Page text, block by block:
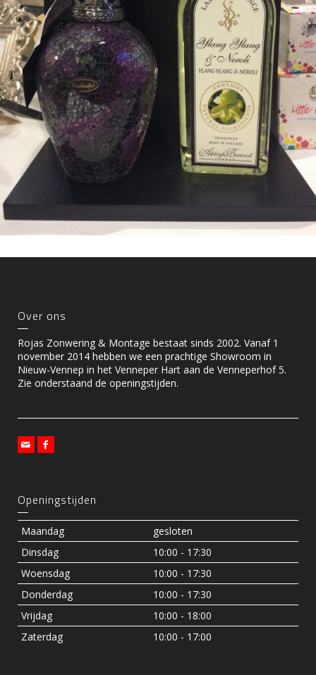
Over ons
Rojas Zonwering & Montage bestaat sinds 2002. Vanaf 1
november 2014 hebben we een prachtige Showroom in
Nieuw-Vennep in het Venneper Hart aan de Venneperhof 5.
Zie onderstaand de openingstijden.
Openingstijden
Maandag
gesloten
Dinsdag
10:00 - 17:30
Woensdag
10:00 - 17:30
Donderdag
10:00 - 17:30
Vrijdag
10:00 - 18:00
Zaterdag
10:00 - 17:00